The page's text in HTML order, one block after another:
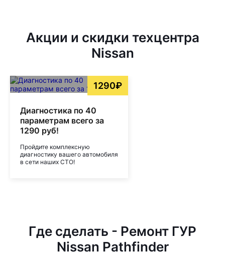
Акции и скидки техцентра
Nissan
1290₽
Диагностика по 40
параметрам всего за
1290 руб!
Пройдите комплексную
диагностику вашего автомобиля
в сети наших СТО!
Где сделать - Ремонт ГУР
Nissan Pathfinder